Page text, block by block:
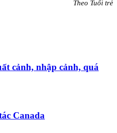
Theo Tuổi trẻ
cảnh, nhập cảnh, quá
Canada